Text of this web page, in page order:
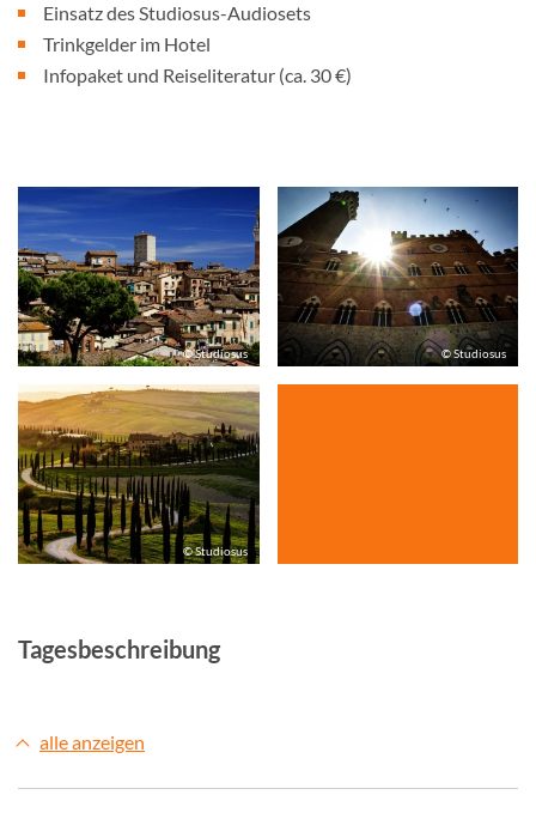
Einsatz des Studiosus-Audiosets
Trinkgelder im Hotel
Infopaket und Reiseliteratur (ca. 30 €)
© Studiosus © Studiosus
© Studiosus
Tagesbeschreibung
alle anzeigen